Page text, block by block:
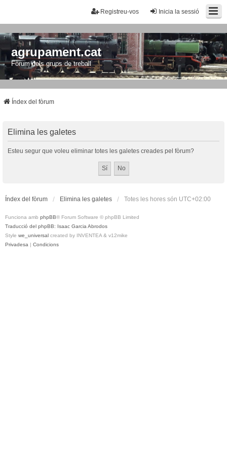
Inicia la sessió
Registreu-vos
agrupament.cat
Fòrum dels grups de treball
Índex del fòrum
Elimina les galetes
Esteu segur que voleu eliminar totes les galetes creades pel fòrum?
Índex del fòrum Elimina les galetes Totes les hores són UTC+02:00
Funciona amb phpBB® Forum Software © phpBB Limited
Traducció del phpBB: Isaac Garcia Abrodos
Style we_universal created by INVENTEA & v12mike
Privadesa | Condicions